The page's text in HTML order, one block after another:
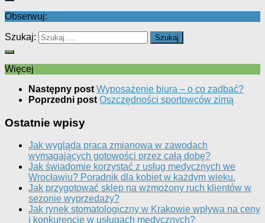
Obserwuj:
Szukaj:
Więcej
Następny post Wyposażenie biura – o co zadbać?
Poprzedni post Oszczędności sportowców zimą
Ostatnie wpisy
Jak wygląda praca zmianowa w zawodach
wymagających gotowości przez całą dobę?
Jak świadomie korzystać z usług medycznych we
Wrocławiu? Poradnik dla kobiet w każdym wieku.
Jak przygotować sklep na wzmożony ruch klientów w
sezonie wyprzedaży?
Jak rynek stomatologiczny w Krakowie wpływa na ceny
i konkurencję w usługach medycznych?